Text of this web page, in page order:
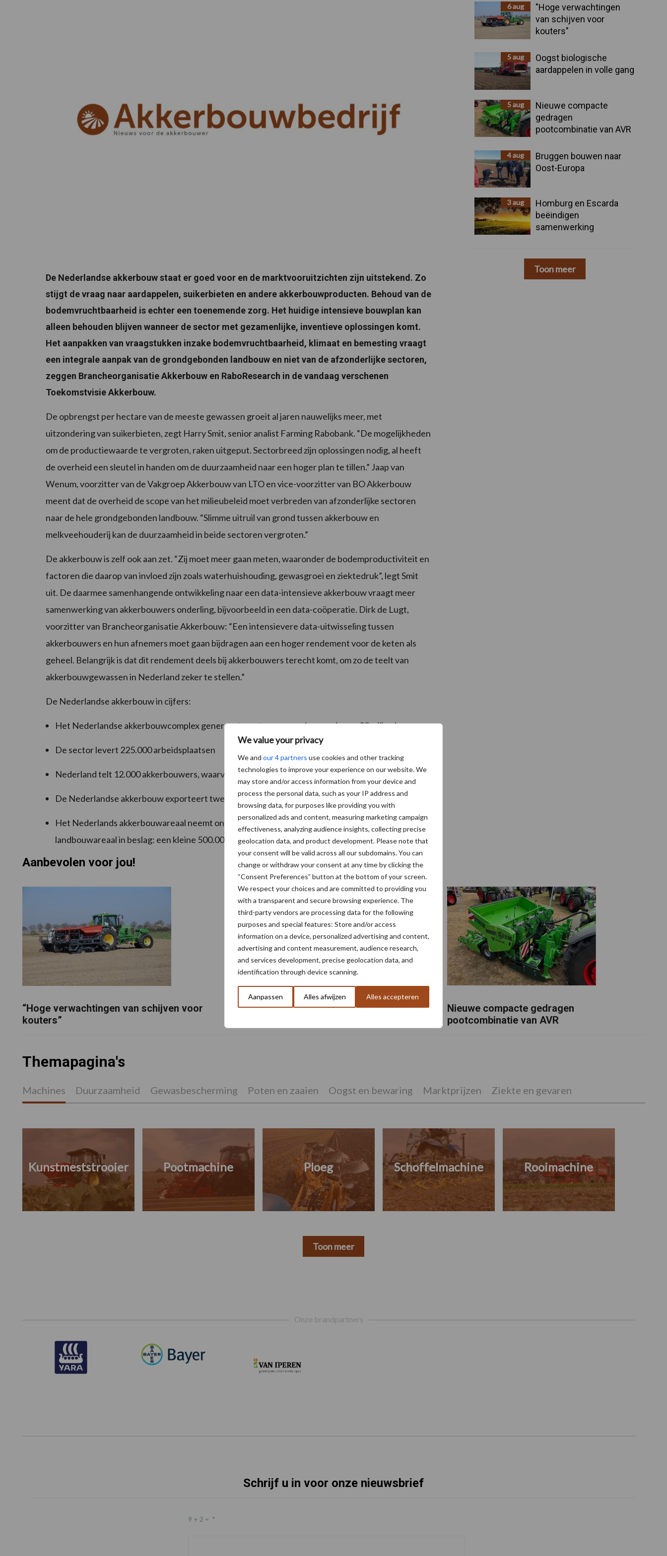
We value your privacy
We and our 4 partners use cookies and other tracking
technologies to improve your experience on our website. We
may store and/or access information from your device and
process the personal data, such as your IP address and
browsing data, for purposes like providing you with
personalized ads and content, measuring marketing campaign
effectiveness, analyzing audience insights, collecting precise
geolocation data, and product development. Please note that
your consent will be valid across all our subdomains. You can
change or withdraw your consent at any time by clicking the
“Consent Preferences” button at the bottom of your screen.
We respect your choices and are committed to providing you
with a transparent and secure browsing experience. The
third-party vendors are processing data for the following
purposes and special features: Store and/or access
information on a device, personalized advertising and content,
advertising and content measurement, audience research,
and services development, precise geolocation data, and
identification through device scanning.
Aanpassen Alles afwijzen Alles accepteren
De Nederlandse akkerbouw staat er goed voor en de marktvooruitzichten zijn uitstekend. Zo
stijgt de vraag naar aardappelen, suikerbieten en andere akkerbouwproducten. Behoud van de
bodemvruchtbaarheid is echter een toenemende zorg. Het huidige intensieve bouwplan kan
alleen behouden blijven wanneer de sector met gezamenlijke, inventieve oplossingen komt.
Het aanpakken van vraagstukken inzake bodemvruchtbaarheid, klimaat en bemesting vraagt
een integrale aanpak van de grondgebonden landbouw en niet van de afzonderlijke sectoren,
zeggen Brancheorganisatie Akkerbouw en RaboResearch in de vandaag verschenen
Toekomstvisie Akkerbouw.
De opbrengst per hectare van de meeste gewassen groeit al jaren nauwelijks meer, met
uitzondering van suikerbieten, zegt Harry Smit, senior analist Farming Rabobank. “De mogelijkheden
om de productiewaarde te vergroten, raken uitgeput. Sectorbreed zijn oplossingen nodig, al heeft
de overheid een sleutel in handen om de duurzaamheid naar een hoger plan te tillen.” Jaap van
Wenum, voorzitter van de Vakgroep Akkerbouw van LTO en vice-voorzitter van BO Akkerbouw
meent dat de overheid de scope van het milieubeleid moet verbreden van afzonderlijke sectoren
naar de hele grondgebonden landbouw. “Slimme uitruil van grond tussen akkerbouw en
melkveehouderij kan de duurzaamheid in beide sectoren vergroten.”
De akkerbouw is zelf ook aan zet. “Zij moet meer gaan meten, waaronder de bodemproductiviteit en
factoren die daarop van invloed zijn zoals waterhuishouding, gewasgroei en ziektedruk”, legt Smit
uit. De daarmee samenhangende ontwikkeling naar een data-intensieve akkerbouw vraagt meer
samenwerking van akkerbouwers onderling, bijvoorbeeld in een data-coöperatie. Dirk de Lugt,
voorzitter van Brancheorganisatie Akkerbouw: “Een intensievere data-uitwisseling tussen
akkerbouwers en hun afnemers moet gaan bijdragen aan een hoger rendement voor de keten als
geheel. Belangrijk is dat dit rendement deels bij akkerbouwers terecht komt, om zo de teelt van
akkerbouwgewassen in Nederland zeker te stellen.”
De Nederlandse akkerbouw in cijfers:
Het Nederlandse akkerbouwcomplex genereert een toegevoegde waarde van 22 miljard euro
De sector levert 225.000 arbeidsplaatsen
Nederland telt 12.000 akkerbouwers, waarvan 9.000 gespecialiseerde akkerbouwers
De Nederlandse akkerbouw exporteert twee derde van zijn productie
Het Nederlands akkerbouwareaal neemt ongeveer een kwart van het Nederlandse
landbouwareaal in beslag: een kleine 500.000 hectare
Sidebar6 aug
"Hoge verwachtingen
van schijven voor
kouters"
5 aug
Oogst biologische
aardappelen in volle gang
5 aug
Nieuwe compacte
gedragen
pootcombinatie van AVR
4 aug
Bruggen bouwen naar
Oost-Europa
3 aug
Homburg en Escarda
beëindigen
samenwerking
Toon meer
Aanbevolen voor jou!
“Hoge verwachtingen van schijven voor
kouters”
Oogst biologische aardappelen in volle
Nieuwe compacte gedragen
pootcombinatie van AVR
Themapagina's
Machines Duurzaamheid Gewasbescherming Poten en zaaien Oogst en bewaring Marktprijzen Ziekte en gevaren
Kunstmeststrooier Pootmachine Ploeg Schoffelmachine Rooimachine
Toon meer
Onze brandpartners
Schrijf u in voor onze nieuwsbrief
9 + 2 = *